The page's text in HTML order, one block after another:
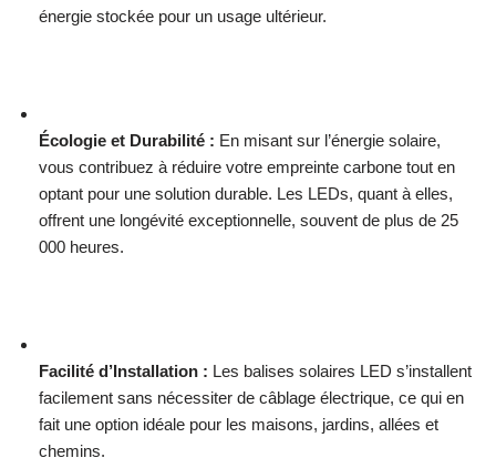
énergie stockée pour un usage ultérieur.
Écologie et Durabilité : En misant sur l’énergie solaire,
vous contribuez à réduire votre empreinte carbone tout en
optant pour une solution durable. Les LEDs, quant à elles,
offrent une longévité exceptionnelle, souvent de plus de 25
000 heures.
Facilité d’Installation : Les balises solaires LED s’installent
facilement sans nécessiter de câblage électrique, ce qui en
fait une option idéale pour les maisons, jardins, allées et
chemins.